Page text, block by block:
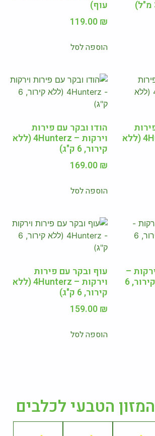
עוף)
119.00₪
הוספה לסל
וירקות – 4Hunterz (ללא
הודו ובקר עם פירות
וירקות – 4Hunterz (ללא
קירור, 6 ק"ג)
169.00₪
הוספה לסל
–
4Hunterz (ללא קירור, 6
עוף ובקר עם פירות
וירקות – 4Hunterz (ללא
קירור, 6 ק"ג)
159.00₪
הוספה לסל
הטבעי לכלבים